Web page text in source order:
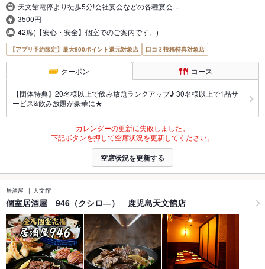
天文館電停より徒歩5分!会社宴会などの各種宴会…
3500円
42席(【安心・安全】個室でのご案内です。)
【アプリ予約限定】最大800ポイント還元対象店 口コミ投稿特典対象店
クーポン コース
【団体特典】20名様以上で飲み放題ランクアップ♪ 30名様以上で1品サ
ービス&飲み放題が豪華に★
カレンダーの更新に失敗しました。
下記ボタンを押して空席状況を更新してください。
空席状況を更新する
居酒屋 天文館
個室居酒屋 946（クシロ―） 鹿児島天文館店